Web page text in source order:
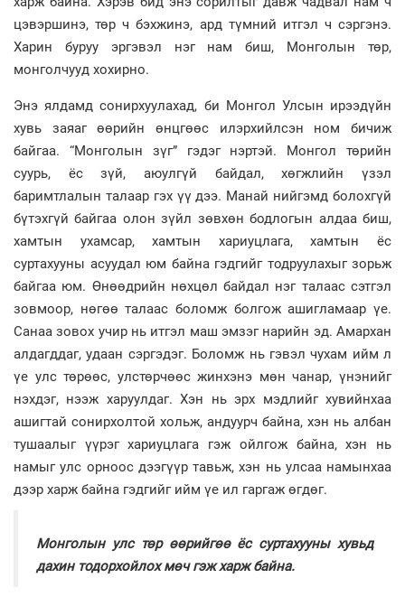
цэвэршинэ, төр ч бэхжинэ, ард түмний итгэл ч сэргэнэ.
Харин буруу эргэвэл нэг нам биш, Монголын төр,
монголчууд хохирно.
Энэ ялдамд сонирхуулахад, би Монгол Улсын ирээдүйн
хувь заяаг өөрийн өнцгөөс илэрхийлсэн ном бичиж
байгаа. “Монголын зүг” гэдэг нэртэй. Монгол төрийн
суурь, ёс зүй, аюулгүй байдал, хөгжлийн үзэл
баримтлалын талаар гэх үү дээ. Манай нийгэмд болохгүй
бүтэхгүй байгаа олон зүйл зөвхөн бодлогын алдаа биш,
хамтын ухамсар, хамтын хариуцлага, хамтын ёс
суртахууны асуудал юм байна гэдгийг тодруулахыг зорьж
байгаа юм. Өнөөдрийн нөхцөл байдал нэг талаас сэтгэл
зовмоор, нөгөө талаас боломж болгож ашигламаар үе.
Санаа зовох учир нь итгэл маш эмзэг нарийн эд. Амархан
алдагддаг, удаан сэргэдэг. Боломж нь гэвэл чухам ийм л
үе улс төрөөс, улстөрчөөс жинхэнэ мөн чанар, үнэнийг
нэхдэг, нээж харуулдаг. Хэн нь эрх мэдлийг хувийнхаа
ашигтай сонирхолтой хольж, андуурч байна, хэн нь албан
тушаалыг үүрэг хариуцлага гэж ойлгож байна, хэн нь
намыг улс орноос дээгүүр тавьж, хэн нь улсаа намынхаа
дээр харж байна гэдгийг ийм үе ил гаргаж өгдөг.
Монголын улс төр өөрийгөө ёс суртахууны хувьд
дахин тодорхойлох мөч гэж харж байна.